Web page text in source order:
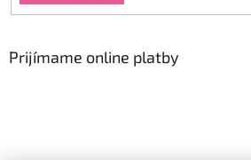
Prijímame online platby